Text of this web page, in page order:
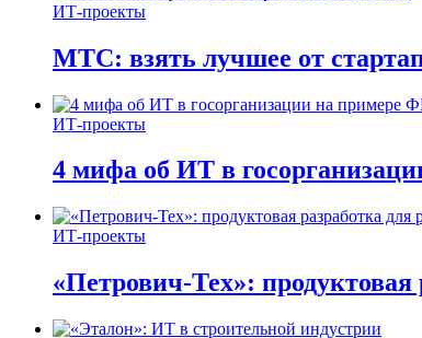
ИТ-проекты
МТС: взять лучшее от
ИТ-проекты
4 мифа об ИТ в
ИТ-проекты
«Петрович-Тех»: продуктовая